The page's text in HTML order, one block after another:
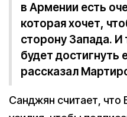
в Армении есть
которая хочет,
сторону Запада.
будет
рассказал
Санджян считает, что